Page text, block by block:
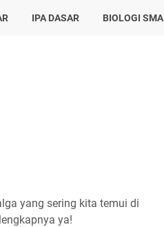
IPA DASAR BIOLOGI SMA
yang sering kita temui di
ya!